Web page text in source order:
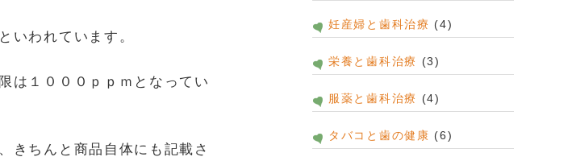
いわれています。
は１０００ｐｐｍとなってい
きちんと商品自体にも記載さ
妊産婦と歯科治療 (4)
栄養と歯科治療 (3)
服薬と歯科治療 (4)
タバコと歯の健康 (6)